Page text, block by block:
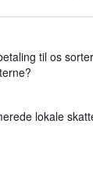
til os
lokale